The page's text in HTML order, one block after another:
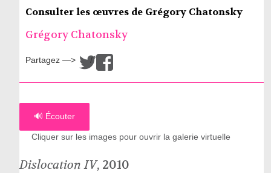
Consulter les œuvres de Grégory Chatonsky
Grégory Chatonsky
Partagez —> /
🔊 Écouter
Cliquer sur les images pour ouvrir la galerie virtuelle
Dislocation IV, 2010